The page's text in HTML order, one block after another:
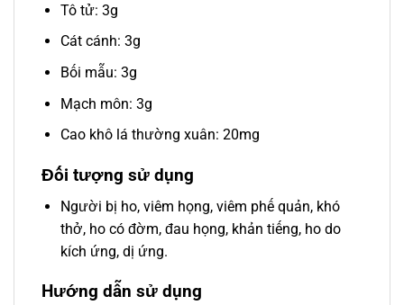
Tô tử: 3g
Cát cánh: 3g
Bối mẫu: 3g
Mạch môn: 3g
Cao khô lá thường xuân: 20mg
Đối tượng sử dụng
Người bị ho, viêm họng, viêm phế quản, khó
thở, ho có đờm, đau họng, khản tiếng, ho do
kích ứng, dị ứng.
Hướng dẫn sử dụng